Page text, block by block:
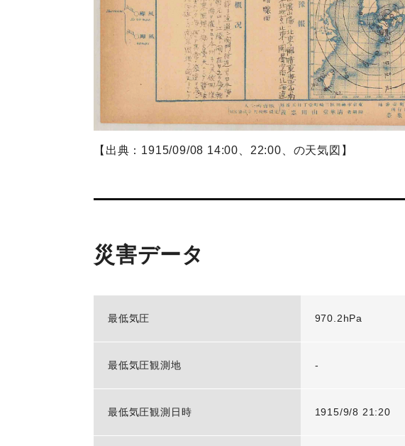
【出典：1915/09/08 14:00、22:00、の天気図】
災害データ
最低気圧 970.2hPa
最低気圧観測地 -
最低気圧観測日時 1915/9/8 21:20